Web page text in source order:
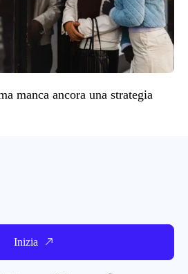
manca ancora una strategia
Inizia